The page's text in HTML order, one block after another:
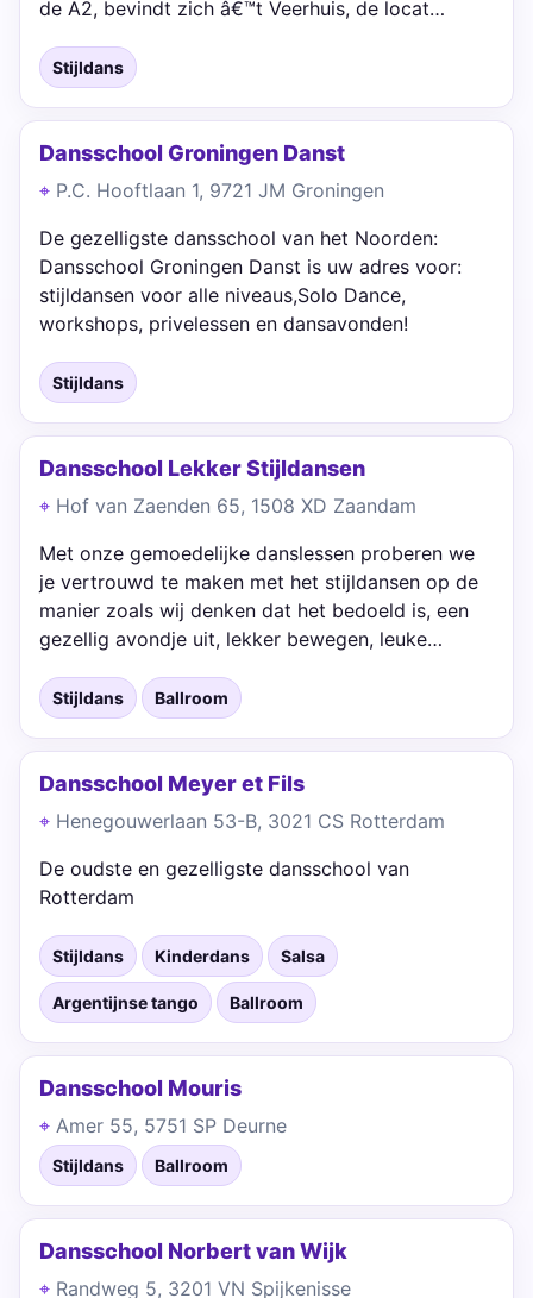
de A2, bevindt zich â€™t Veerhuis, de locat…
Stijldans
Dansschool Groningen Danst
P.C. Hooftlaan 1, 9721 JM Groningen
De gezelligste dansschool van het Noorden:
Dansschool Groningen Danst is uw adres voor:
stijldansen voor alle niveaus,Solo Dance,
workshops, privelessen en dansavonden!
Stijldans
Dansschool Lekker Stijldansen
Hof van Zaenden 65, 1508 XD Zaandam
Met onze gemoedelijke danslessen proberen we
je vertrouwd te maken met het stijldansen op de
manier zoals wij denken dat het bedoeld is, een
gezellig avondje uit, lekker bewegen, leuke…
Stijldans Ballroom
Dansschool Meyer et Fils
Henegouwerlaan 53-B, 3021 CS Rotterdam
De oudste en gezelligste dansschool van
Rotterdam
Stijldans Kinderdans Salsa
Argentijnse tango Ballroom
Dansschool Mouris
Amer 55, 5751 SP Deurne
Stijldans Ballroom
Dansschool Norbert van Wijk
Randweg 5, 3201 VN Spijkenisse